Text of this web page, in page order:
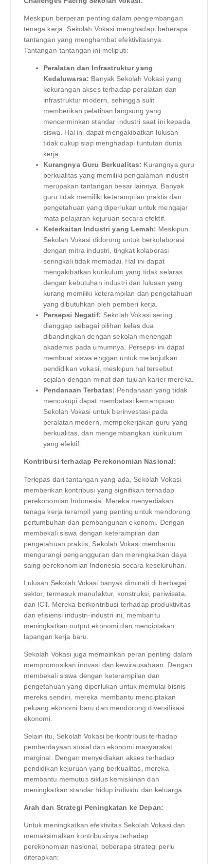
Meskipun berperan penting dalam pengembangan
tenaga kerja, Sekolah Vokasi menghadapi beberapa
tantangan yang menghambat efektivitasnya.
Tantangan-tantangan ini meliputi:
Peralatan dan Infrastruktur yang
Kedaluwarsa: Banyak Sekolah Vokasi yang
kekurangan akses terhadap peralatan dan
infrastruktur modern, sehingga sulit
memberikan pelatihan langsung yang
mencerminkan standar industri saat ini kepada
siswa. Hal ini dapat mengakibatkan lulusan
tidak cukup siap menghadapi tuntutan dunia
kerja.
Kurangnya Guru Berkualitas: Kurangnya guru
berkualitas yang memiliki pengalaman industri
merupakan tantangan besar lainnya. Banyak
guru tidak memiliki keterampilan praktis dan
pengetahuan yang diperlukan untuk mengajar
mata pelajaran kejuruan secara efektif.
Keterkaitan Industri yang Lemah: Meskipun
Sekolah Vokasi didorong untuk berkolaborasi
dengan mitra industri, tingkat kolaborasi
seringkali tidak memadai. Hal ini dapat
mengakibatkan kurikulum yang tidak selaras
dengan kebutuhan industri dan lulusan yang
kurang memiliki keterampilan dan pengetahuan
yang dibutuhkan oleh pemberi kerja.
Persepsi Negatif: Sekolah Vokasi sering
dianggap sebagai pilihan kelas dua
dibandingkan dengan sekolah menengah
akademis pada umumnya. Persepsi ini dapat
membuat siswa enggan untuk melanjutkan
pendidikan vokasi, meskipun hal tersebut
sejalan dengan minat dan tujuan karier mereka.
Pendanaan Terbatas: Pendanaan yang tidak
mencukupi dapat membatasi kemampuan
Sekolah Vokasi untuk berinvestasi pada
peralatan modern, mempekerjakan guru yang
berkualitas, dan mengembangkan kurikulum
yang efektif.
Kontribusi terhadap Perekonomian Nasional:
Terlepas dari tantangan yang ada, Sekolah Vokasi
memberikan kontribusi yang signifikan terhadap
perekonomian Indonesia. Mereka menyediakan
tenaga kerja terampil yang penting untuk mendorong
pertumbuhan dan pembangunan ekonomi. Dengan
membekali siswa dengan keterampilan dan
pengetahuan praktis, Sekolah Vokasi membantu
mengurangi pengangguran dan meningkatkan daya
saing perekonomian Indonesia secara keseluruhan.
Lulusan Sekolah Vokasi banyak diminati di berbagai
sektor, termasuk manufaktur, konstruksi, pariwisata,
dan ICT. Mereka berkontribusi terhadap produktivitas
dan efisiensi industri-industri ini, membantu
meningkatkan output ekonomi dan menciptakan
lapangan kerja baru.
Sekolah Vokasi juga memainkan peran penting dalam
mempromosikan inovasi dan kewirausahaan. Dengan
membekali siswa dengan keterampilan dan
pengetahuan yang diperlukan untuk memulai bisnis
mereka sendiri, mereka membantu menciptakan
peluang ekonomi baru dan mendorong diversifikasi
ekonomi.
Selain itu, Sekolah Vokasi berkontribusi terhadap
pemberdayaan sosial dan ekonomi masyarakat
marginal. Dengan menyediakan akses terhadap
pendidikan kejuruan yang berkualitas, mereka
membantu memutus siklus kemiskinan dan
meningkatkan standar hidup individu dan keluarga.
Arah dan Strategi Peningkatan ke Depan:
Untuk meningkatkan efektivitas Sekolah Vokasi dan
memaksimalkan kontribusinya terhadap
perekonomian nasional, beberapa strategi perlu
diterapkan: